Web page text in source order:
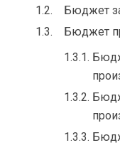
Бюджет
Бюджет